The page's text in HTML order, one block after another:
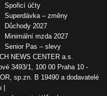
Spořicí účty
Superdávka – změny
Důchody 2027
Minimální mzda 2027
Senior Pas – slevy
NEWS CENTER a.s.
3493/1, 100 00 Praha 10 -
sp.zn. B 19490 a dodavatelé